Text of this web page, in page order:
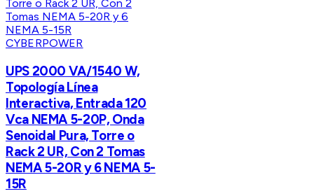
CYBERPOWER
UPS 2000 VA/1540 W,
Topología Línea
Interactiva, Entrada 120
Vca NEMA 5-20P, Onda
Senoidal Pura, Torre o
Rack 2 UR, Con 2 Tomas
NEMA 5-20R y 6 NEMA 5-
15R